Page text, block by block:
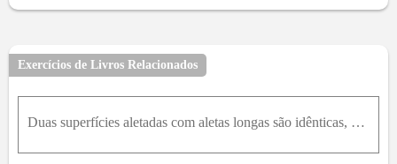
Exercícios de Livros Relacionados
Duas superfícies aletadas com aletas longas são idênticas, exceto que o coeficiente de transferência de calor por convecção da primeira superfície aletada é duas vezes superior ao da segunda. Qual afi